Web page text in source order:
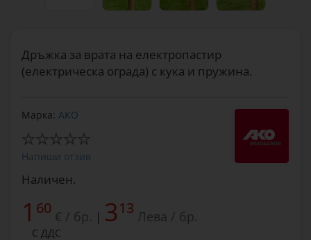
Дръжка за врата на електропастир
(електрическа ограда) с кука и пружина.
Марка: AKO
Напиши отзив
Наличен.
1 60 € / бр. | 313 Лева / бр.
С ДДС